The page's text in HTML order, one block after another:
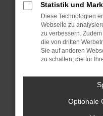
Betriebssystem
sind.
Veraltete
Sicherheitsrisiko,
führen, dass
unterstützt werden.
Wende dich an
Wenn du alle
hast, kontaktiere
versuchen, das
Statistik und
Diese Technologien
Webseite zu
zu verbessern.
die von dritten
Sie auf anderen
zu schalten, die für
Optionale